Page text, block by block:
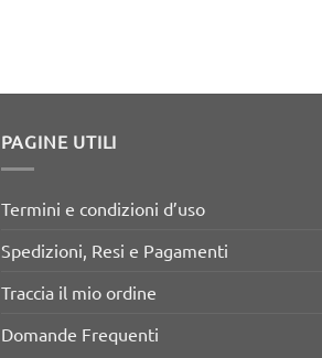
PAGINE UTILI
Termini e condizioni d’uso
Spedizioni, Resi e Pagamenti
Traccia il mio ordine
Domande Frequenti